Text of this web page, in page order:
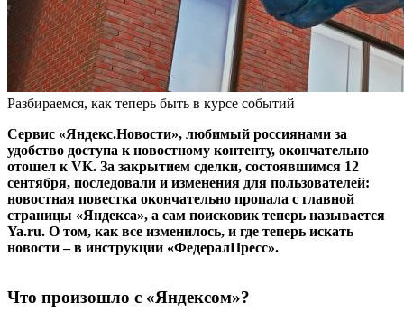
Разбираемся, как теперь быть в курсе событий
Сервис «Яндекс.Новости», любимый россиянами за
удобство доступа к новостному контенту, окончательно
отошел к VK. За закрытием сделки, состоявшимся 12
сентября, последовали и изменения для пользователей:
новостная повестка окончательно пропала с главной
страницы «Яндекса», а сам поисковик теперь называется
Ya.ru. О том, как все изменилось, и где теперь искать
новости – в инструкции «ФедералПресс».
Что произошло с «Яндексом»?